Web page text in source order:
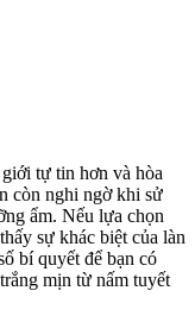
tự tin hơn và hòa
còn nghi ngờ khi sử
ẩm. Nếu lựa chọn
sự khác biệt của làn
bí quyết để bạn có
mịn từ nấm tuyết